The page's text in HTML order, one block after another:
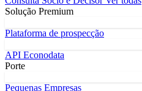
Solução Premium
Plataforma de prospecção
API Econodata
Porte
Pequenas Empresas